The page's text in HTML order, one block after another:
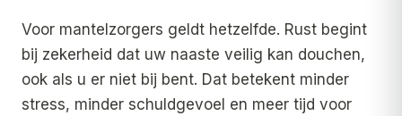
Voor mantelzorgers geldt hetzelfde. Rust begint
bij zekerheid dat uw naaste veilig kan douchen,
ook als u er niet bij bent. Dat betekent minder
stress, minder schuldgevoel en meer tijd voor